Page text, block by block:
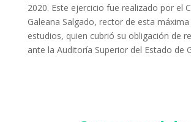
2020. Este ejercicio fue realizado por el
Galeana Salgado, rector de esta máxima
estudios, quien cubrió su obligación de
ante la Auditoría Superior del Estado de